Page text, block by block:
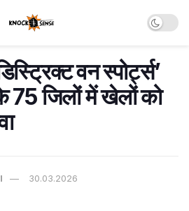
वन स्पोर्ट्स’
जिलों में खेलों को
30.03.2026